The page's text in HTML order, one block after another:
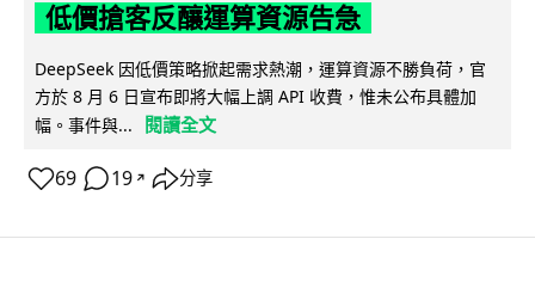
低價搶客反釀運算資源告急
DeepSeek 因低價策略掀起需求熱潮，運算資源不勝負荷，官
方於 8 月 6 日宣布即將大幅上調 API 收費，惟未公布具體加
幅。事件與...
閱讀全文
69 19 ↗ 分享